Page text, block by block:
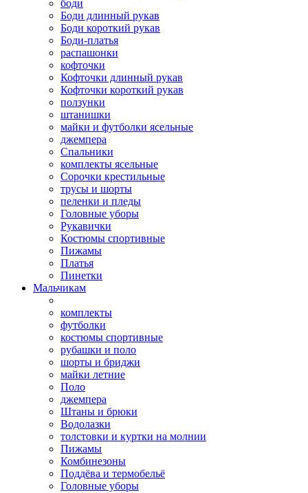
боди
Боди длинный рукав
Боди короткий рукав
Боди-платья
распашонки
кофточки
Кофточки длинный рукав
Кофточки короткий рукав
ползунки
штанишки
майки и футболки ясельные
джемпера
Спальники
комплекты ясельные
Сорочки крестильные
трусы и шорты
пеленки и пледы
Головные уборы
Рукавички
Костюмы спортивные
Пижамы
Платья
Пинетки
Мальчикам
комплекты
футболки
костюмы спортивные
рубашки и поло
шорты и бриджи
майки летние
Поло
джемпера
Штаны и брюки
Водолазки
толстовки и куртки на молнии
Пижамы
Комбинезоны
Поддёва и термобельё
Головные уборы